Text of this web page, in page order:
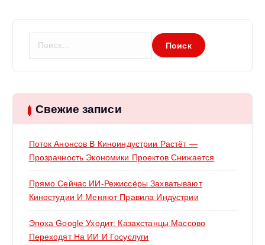
м
и
: Свежие записи
Поток Анонсов В Киноиндустрии Растёт —
Прозрачность Экономики Проектов Снижается
Прямо Сейчас ИИ-Режиссёры Захватывают
Киностудии И Меняют Правила Индустрии
Эпоха Google Уходит: Казахстанцы Массово
Переходят На ИИ И Госуслуги